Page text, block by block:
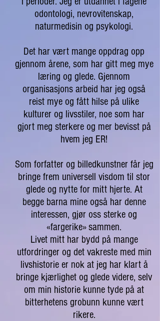
odontologi, nevrovitenskap,
naturmedisin og psykologi.
Det har vært mange oppdrag opp
gjennom årene, som har gitt meg mye
læring og glede. Gjennom
organisasjons arbeid har jeg også
reist mye og fått hilse på ulike
kulturer og livsstiler, noe som har
gjort meg sterkere og mer bevisst på
hvem jeg ER!
Som forfatter og billedkunstner får jeg
bringe frem universell visdom til stor
glede og nytte for mitt hjerte. At
begge barna mine også har denne
interessen, gjør oss sterke og
«fargerike» sammen.
Livet mitt har bydd på mange
utfordringer og det vakreste med min
livshistorie er nok at jeg har klart å
bringe kjærlighet og glede videre, selv
om min historie kunne tyde på at
bitterhetens grobunn kunne vært
rikere.